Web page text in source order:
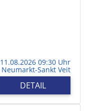
11.08.2026 09:30 Uhr
Neumarkt-Sankt Veit
DETAIL